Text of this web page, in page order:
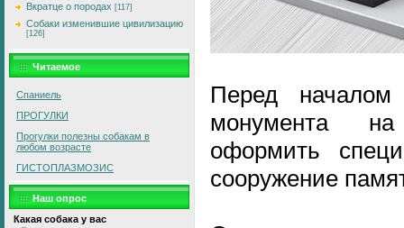
Вкратце о породах [117]
Собаки изменившие цивилизацию
[126]
Читаемое
Спаниель
ПРОГУЛКИ
Прогулки полезны собакам в
любом возрасте
ГИСТОПЛАЗМОЗИС
Наш опрос
Какая собака у вас
Перед
монумента
оформить
сооружение